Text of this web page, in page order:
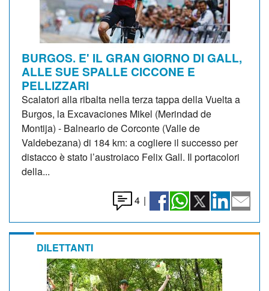
BURGOS. E' IL GRAN GIORNO DI GALL,
ALLE SUE SPALLE CICCONE E
PELLIZZARI
Scalatori alla ribalta nella terza tappa della Vuelta a
Burgos, la Excavaciones Mikel (Merindad de
Montija) - Balneario de Corconte (Valle de
Valdebezana) di 184 km: a cogliere il successo per
distacco è stato l’austroiaco Felix Gall. Il portacolori
della...
4 |
DILETTANTI